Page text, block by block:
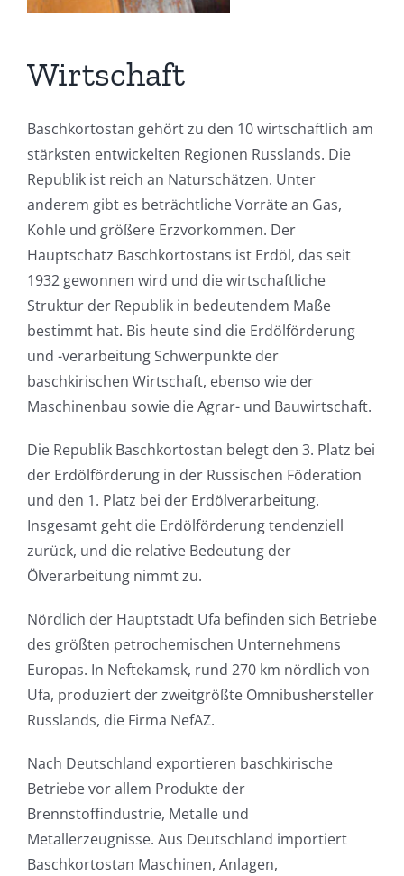
Wirtschaft
Baschkortostan gehört zu den 10 wirtschaftlich am
stärksten entwickelten Regionen Russlands. Die
Republik ist reich an Naturschätzen. Unter
anderem gibt es beträchtliche Vorräte an Gas,
Kohle und größere Erzvorkommen. Der
Hauptschatz Baschkortostans ist Erdöl, das seit
1932 gewonnen wird und die wirtschaftliche
Struktur der Republik in bedeutendem Maße
bestimmt hat. Bis heute sind die Erdölförderung
und -verarbeitung Schwerpunkte der
baschkirischen Wirtschaft, ebenso wie der
Maschinenbau sowie die Agrar- und Bauwirtschaft.
Die Republik Baschkortostan belegt den 3. Platz bei
der Erdölförderung in der Russischen Föderation
und den 1. Platz bei der Erdölverarbeitung.
Insgesamt geht die Erdölförderung tendenziell
zurück, und die relative Bedeutung der
Ölverarbeitung nimmt zu.
Nördlich der Hauptstadt Ufa befinden sich Betriebe
des größten petrochemischen Unternehmens
Europas. In Neftekamsk, rund 270 km nördlich von
Ufa, produziert der zweitgrößte Omnibushersteller
Russlands, die Firma NefAZ.
Nach Deutschland exportieren baschkirische
Betriebe vor allem Produkte der
Brennstoffindustrie, Metalle und
Metallerzeugnisse. Aus Deutschland importiert
Baschkortostan Maschinen, Anlagen,